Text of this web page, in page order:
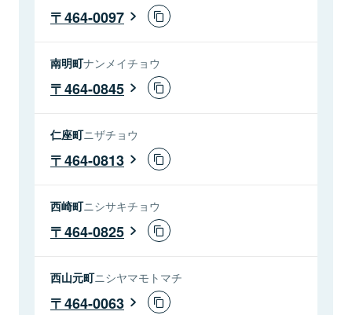
464-0097
南明町ナンメイチョウ
464-0845
仁座町ニザチョウ
464-0813
西崎町ニシサキチョウ
464-0825
西山元町ニシヤマモトマチ
464-0063